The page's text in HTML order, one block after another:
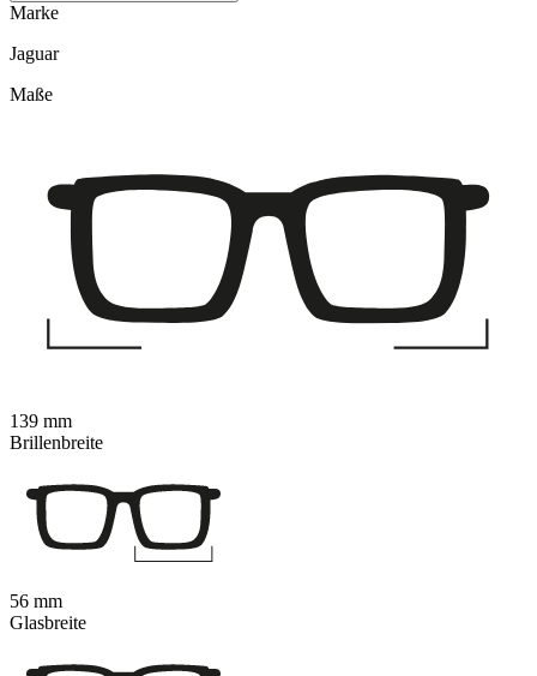
Marke
Jaguar
Maße
139 mm
Brillenbreite
56 mm
Glasbreite